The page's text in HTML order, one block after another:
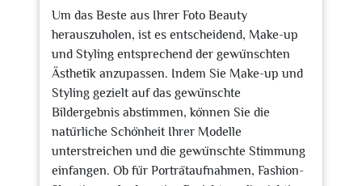
Um das Beste aus Ihrer Foto Beauty
herauszuholen, ist es entscheidend, Make-up
und Styling entsprechend der gewünschten
Ästhetik anzupassen. Indem Sie Make-up und
Styling gezielt auf das gewünschte
Bildergebnis abstimmen, können Sie die
natürliche Schönheit Ihrer Modelle
unterstreichen und die gewünschte Stimmung
einfangen. Ob für Porträtaufnahmen, Fashion-